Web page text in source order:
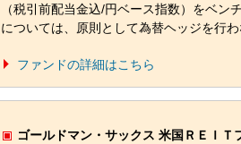
（税引前配当金込/円ベース指数）をベン
については、原則として為替ヘッジを行
ファンドの詳細はこちら
ゴールドマン・サックス 米国ＲＥＩＴ